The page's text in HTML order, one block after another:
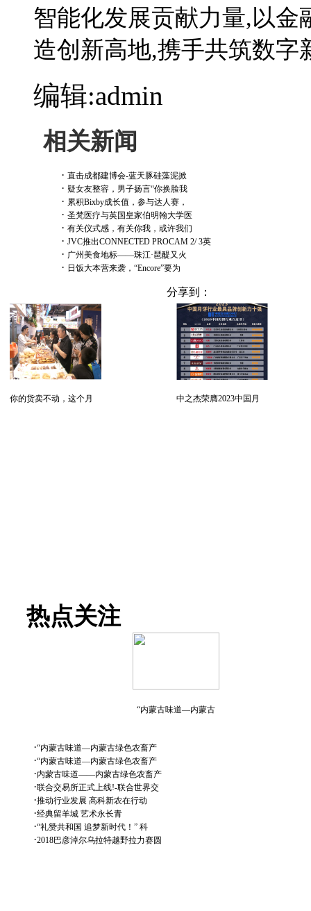
智能化发展贡献力量,以金
造创新高地,携手共筑数字
编辑:admin
相关新闻
· 直击成都建博会-蓝天豚硅藻泥掀
· 疑女友整容，男子扬言“你换脸我
· 累积Bixby成长值，参与达人赛，
· 圣梵医疗与英国皇家伯明翰大学医
· 有关仪式感，有关你我，或许我们
· JVC推出CONNECTED PROCAM 2/ 3英
· 广州美食地标——珠江·琶醍又火
· 日饭大本营来袭，“Encore”要为
分享到：
你的货卖不动，这个月 中之杰荣膺2023中国月
热点关注
“内蒙古味道—内蒙古
·“内蒙古味道—内蒙古绿色农畜产
·“内蒙古味道—内蒙古绿色农畜产
·内蒙古味道——内蒙古绿色农畜产
·联合交易所正式上线!-联合世界交
·推动行业发展 高科新农在行动
·经典留羊城 艺术永长青
·“礼赞共和国 追梦新时代！” 科
·2018巴彦淖尔乌拉特越野拉力赛圆